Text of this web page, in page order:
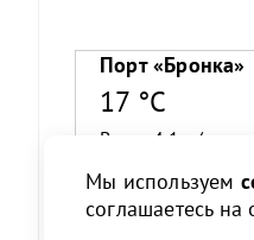
Порт «Бронка»
17 °C
Ветер 4.1 м/с
Влажность 54%
Мы используем
соглашаетесь